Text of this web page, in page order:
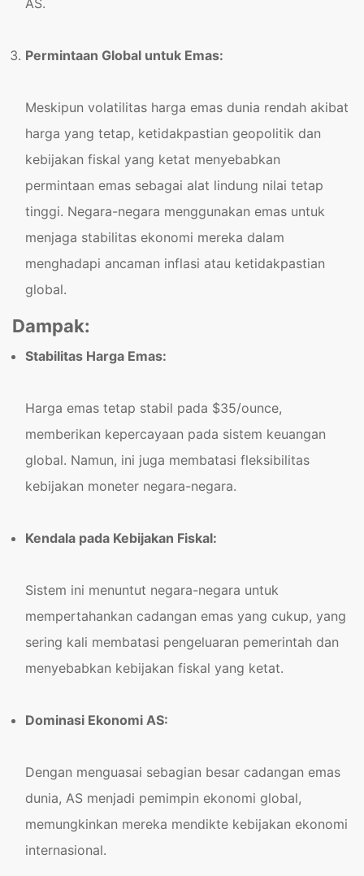
AS.
Permintaan Global untuk Emas:
Meskipun volatilitas harga emas dunia rendah akibat
harga yang tetap, ketidakpastian geopolitik dan
kebijakan fiskal yang ketat menyebabkan
permintaan emas sebagai alat lindung nilai tetap
tinggi. Negara-negara menggunakan emas untuk
menjaga stabilitas ekonomi mereka dalam
menghadapi ancaman inflasi atau ketidakpastian
global.
Dampak:
Stabilitas Harga Emas:
Harga emas tetap stabil pada $35/ounce,
memberikan kepercayaan pada sistem keuangan
global. Namun, ini juga membatasi fleksibilitas
kebijakan moneter negara-negara.
Kendala pada Kebijakan Fiskal:
Sistem ini menuntut negara-negara untuk
mempertahankan cadangan emas yang cukup, yang
sering kali membatasi pengeluaran pemerintah dan
menyebabkan kebijakan fiskal yang ketat.
Dominasi Ekonomi AS:
Dengan menguasai sebagian besar cadangan emas
dunia, AS menjadi pemimpin ekonomi global,
memungkinkan mereka mendikte kebijakan ekonomi
internasional.